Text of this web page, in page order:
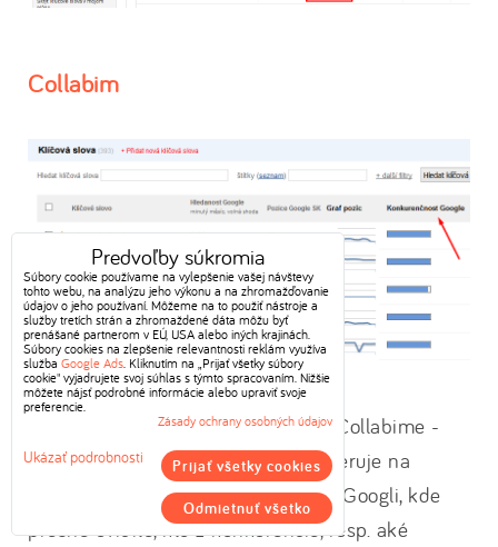
Collabim
*Ak kliknete na uvedenú pozíciu v Collabime -
červený rámček, systém vás presmeruje na
konkrétne výsledky vyhľadávania v Googli, kde
presne uvidíte, kto z konkurencie, resp. aké
Predvoľby súkromia
Súbory cookie používame na vylepšenie vašej návštevy
tohto webu, na analýzu jeho výkonu a na zhromažďovanie
údajov o jeho používaní. Môžeme na to použiť nástroje a
služby tretích strán a zhromaždené dáta môžu byť
prenášané partnerom v EÚ, USA alebo iných krajinách.
Súbory cookies na zlepšenie relevantnosti reklám využíva
služba Google Ads. Kliknutím na „Prijať všetky súbory
cookie" vyjadrujete svoj súhlas s týmto spracovaním. Nižšie
môžete nájsť podrobné informácie alebo upraviť svoje
preferencie.
Zásady ochrany osobných údajov
Ukázať podrobnosti Prijať všetky cookies
Odmietnuť všetko